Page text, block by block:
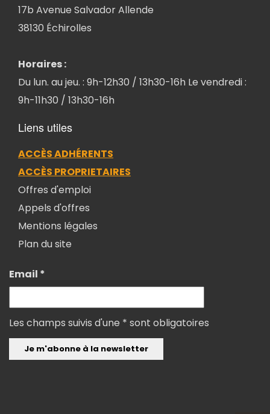
17b Avenue Salvador Allende
38130 Échirolles
Horaires :
Du lun. au jeu. : 9h-12h30 / 13h30-16h Le vendredi :
9h-11h30 / 13h30-16h
Liens utiles
ACCÈS ADHÉRENTS
ACCÈS PROPRIETAIRES
Offres d'emploi
Appels d'offres
Mentions légales
Plan du site
Email *
Les champs suivis d'une * sont obligatoires